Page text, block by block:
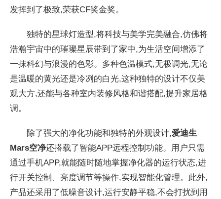
发挥到了极致,荣获CF奖金奖。
独特的星球灯造型,将科技与美学完美融合,仿佛将
浩瀚宇宙中的璀璨星辰带到了家中,为生活空间增添了
一抹科幻与浪漫的色彩。多种色温模式,无极调光,无论
是温暖的黄光还是冷冽的白光,这种独特的设计不仅美
观大方,还能与各种室内装修风格和谐搭配,提升家居格
调。
除了强大的净化功能和独特的外观设计,爱迪生
Mars空净还搭载了智能APP远程控制功能。用户只需
通过手机APP,就能随时随地掌握净化器的运行状态,进
行开关控制、亮度调节等操作,实现智能化管理。此外,
产品还采用了低噪音设计,运行安静平稳,不会打扰到用